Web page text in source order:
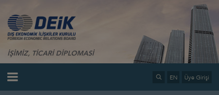
İŞİMİZ, TİCARİ DİPLOMASİ
EN Üye Girişi